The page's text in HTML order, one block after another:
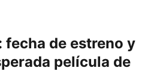
de estreno y
película de